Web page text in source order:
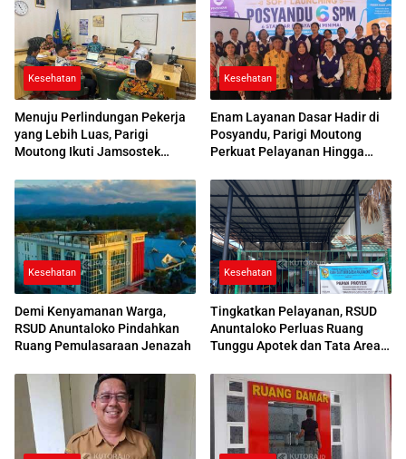
Kesehatan
Menuju Perlindungan Pekerja
yang Lebih Luas, Parigi
Moutong Ikuti Jamsostek
Kesehatan
Enam Layanan Dasar Hadir di
Posyandu, Parigi Moutong
Perkuat Pelayanan Hingga
Kesehatan
Demi Kenyamanan Warga,
RSUD Anuntaloko Pindahkan
Ruang Pemulasaraan Jenazah
Kesehatan
Tingkatkan Pelayanan, RSUD
Anuntaloko Perluas Ruang
Tunggu Apotek dan Tata Area